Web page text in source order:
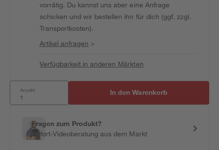
vorrätig. Du kannst uns aber eine Anfrage
schicken und wir bestellen ihn für dich (ggf. zzgl.
Transportkosten).
Artikel anfragen >
Verfügbarkeit in anderen Märkten
Anzahl: In den Warenkorb
Fragen zum Produkt?
Sofort-Videoberatung aus dem Markt